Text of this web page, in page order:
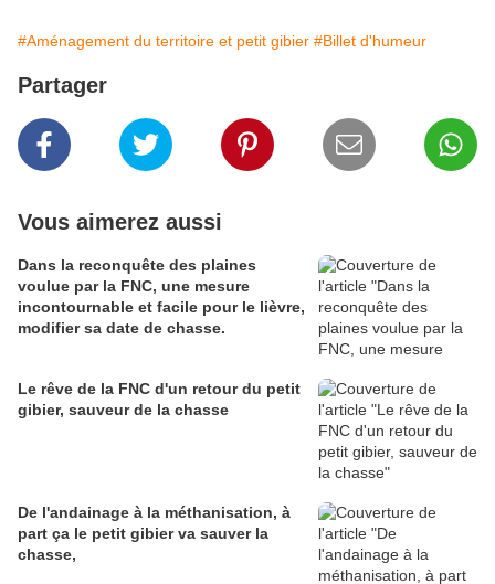
#Aménagement du territoire et petit gibier #Billet d'humeur
Partager
Vous aimerez aussi
Dans la reconquête des plaines
voulue par la FNC, une mesure
incontournable et facile pour le lièvre,
modifier sa date de chasse.
Le rêve de la FNC d'un retour du petit
gibier, sauveur de la chasse
De l'andainage à la méthanisation, à
part ça le petit gibier va sauver la
chasse,